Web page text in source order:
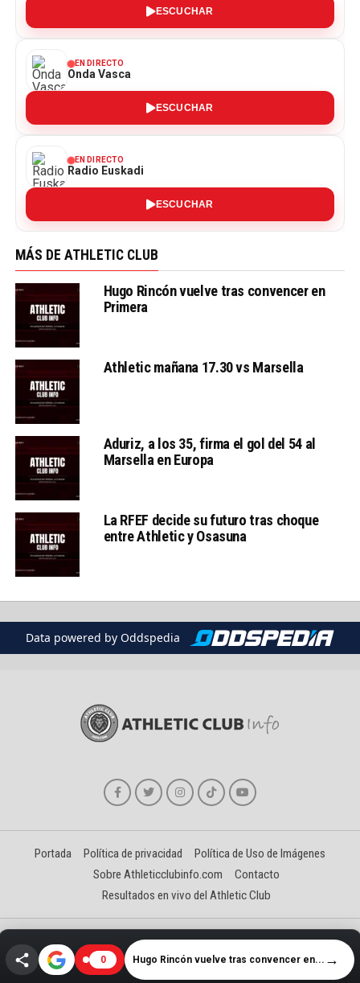
ESCUCHAR
EN DIRECTO
Onda Vasca
ESCUCHAR
EN DIRECTO
Radio Euskadi
ESCUCHAR
MÁS DE ATHLETIC CLUB
Hugo Rincón vuelve tras convencer en
Primera
Athletic mañana 17.30 vs Marsella
Aduriz, a los 35, firma el gol del 54 al
Marsella en Europa
La RFEF decide su futuro tras choque
entre Athletic y Osasuna
Data powered by Oddspedia
Portada Política de privacidad
Política de Uso de Imágenes
Sobre Athleticclubinfo.com
Contacto
Resultados en vivo del Athletic Club
Creado y gestionado por David Benéitez Landeta
0 Hugo Rincón vuelve tras convencer en... →